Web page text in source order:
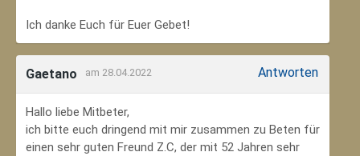
Ich danke Euch für Euer Gebet!
Gaetano am 28.04.2022 Antworten
Hallo liebe Mitbeter,
ich bitte euch dringend mit mir zusammen zu Beten für
einen sehr guten Freund Z.C, der mit 52 Jahren sehr